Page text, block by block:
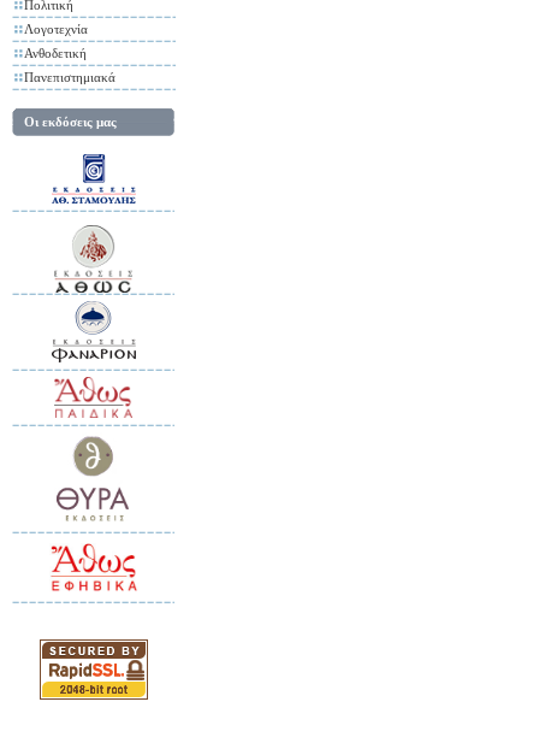
Πολιτική
Λογοτεχνία
Ανθοδετική
Πανεπιστημιακά
Οι εκδόσεις μας